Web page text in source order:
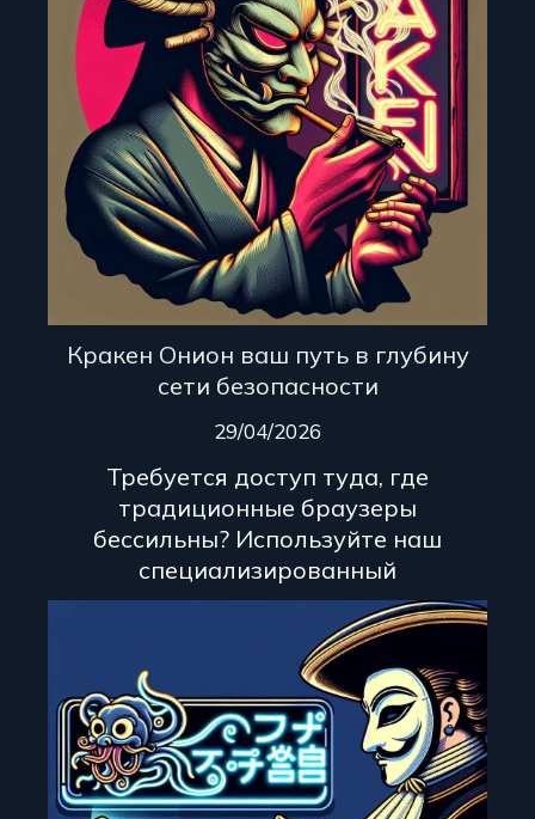
Кракен Онион ваш путь в глубину
сети безопасности
29/04/2026
Требуется доступ туда, где
традиционные браузеры
бессильны? Используйте наш
специализированный